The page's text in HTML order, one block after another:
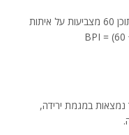
למשל, אם במדד מסוים יש 100 מניות, מתוכן 60 מצביעות על איתות
נמצאות במגמת ירידה,